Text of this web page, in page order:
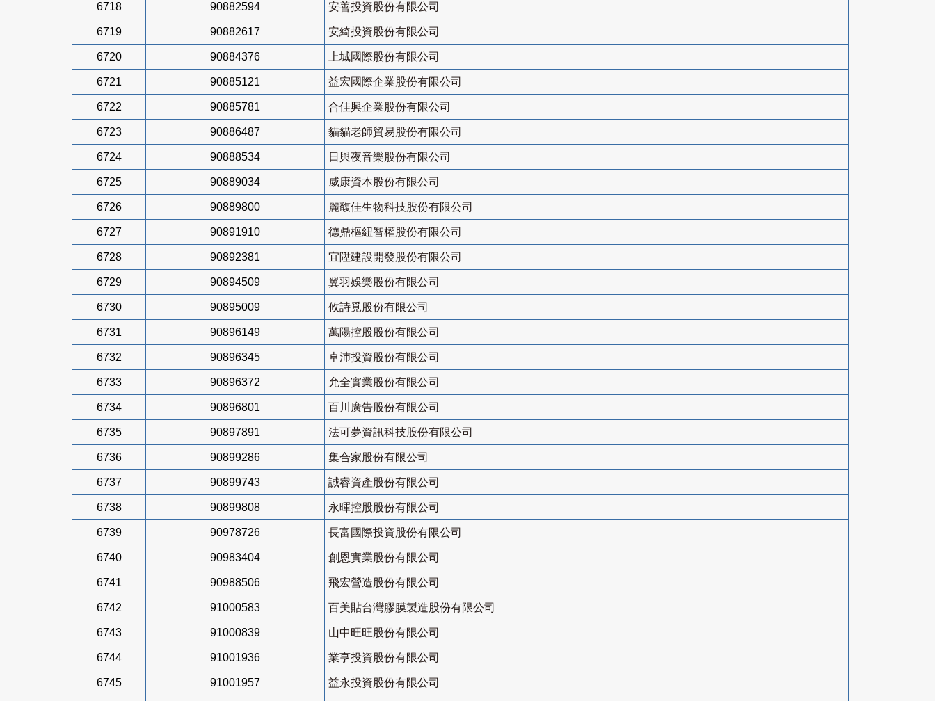
6718 90882594 安善投資股份有限公司
6719 90882617 安綺投資股份有限公司
6720 90884376 上城國際股份有限公司
6721 90885121 益宏國際企業股份有限公司
6722 90885781 合佳興企業股份有限公司
6723 90886487 貓貓老師貿易股份有限公司
6724 90888534 日與夜音樂股份有限公司
6725 90889034 威康資本股份有限公司
6726 90889800 麗馥佳生物科技股份有限公司
6727 90891910 德鼎樞紐智權股份有限公司
6728 90892381 宜陞建設開發股份有限公司
6729 90894509 翼羽娛樂股份有限公司
6730 90895009 攸詩覓股份有限公司
6731 90896149 萬陽控股股份有限公司
6732 90896345 卓沛投資股份有限公司
6733 90896372 允全實業股份有限公司
6734 90896801 百川廣告股份有限公司
6735 90897891 法可夢資訊科技股份有限公司
6736 90899286 集合家股份有限公司
6737 90899743 誠睿資產股份有限公司
6738 90899808 永暉控股股份有限公司
6739 90978726 長富國際投資股份有限公司
6740 90983404 創恩實業股份有限公司
6741 90988506 飛宏營造股份有限公司
6742 91000583 百美貼台灣膠膜製造股份有限公司
6743 91000839 山中旺旺股份有限公司
6744 91001936 業亨投資股份有限公司
6745 91001957 益永投資股份有限公司